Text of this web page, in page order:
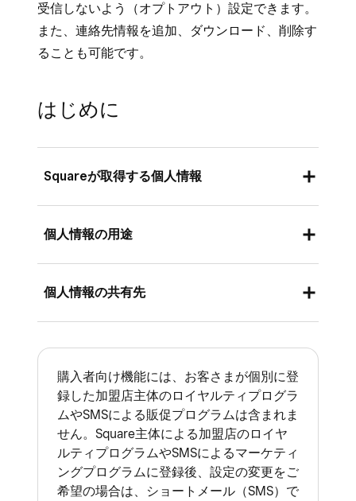
受信しないよう（オプトアウト）設定できます。
また、連絡先情報を追加、ダウンロード、削除す
ることも可能です。
はじめに
Squareが取得する個人情報
お客さまがSquareの購入者向け機能をご利用の
報：お客さまがSquare加盟店で買い物をす
る際に、電子レシートやその他の通信を加
盟店から受け取ることを選択した場合、弊
社はお客さまにメールアドレスや電話番号
などの特定の連絡先情報の入力を求めま
す。
お客さまがSquare プロフィールにアクセ
個人情報の用途
弊社は、購入者向け機能の提供、弊社の製品や
以下を含むその他の理由でお客さまの情報を使
用する場合があります。
購入者向け機能についてお客さまに連絡す
るため
お客さまの情報を伏字で加盟店の顧客リス
トに表示するため
個人情報の共有先
弊社はお客さまの個人情報を以下と共有しま
す。
ご利用のSquare加盟店：お客さまが電子レ
シートやその他の通信を加盟店から受け取
るために連絡先情報を入力した後、弊社は
お客さまの連絡先情報を「伏字」の状態で
次にご来店になる加盟店と共有し、電子レ
購入者向け機能には、お客さまが個別に登
録した加盟店主体のロイヤルティプログラ
ムやSMSによる販促プログラムは含まれま
せん。Square主体による加盟店のロイヤ
ルティプログラムやSMSによるマーケティ
ングプログラムに登録後、設定の変更をご
希望の場合は、ショートメール（SMS）で